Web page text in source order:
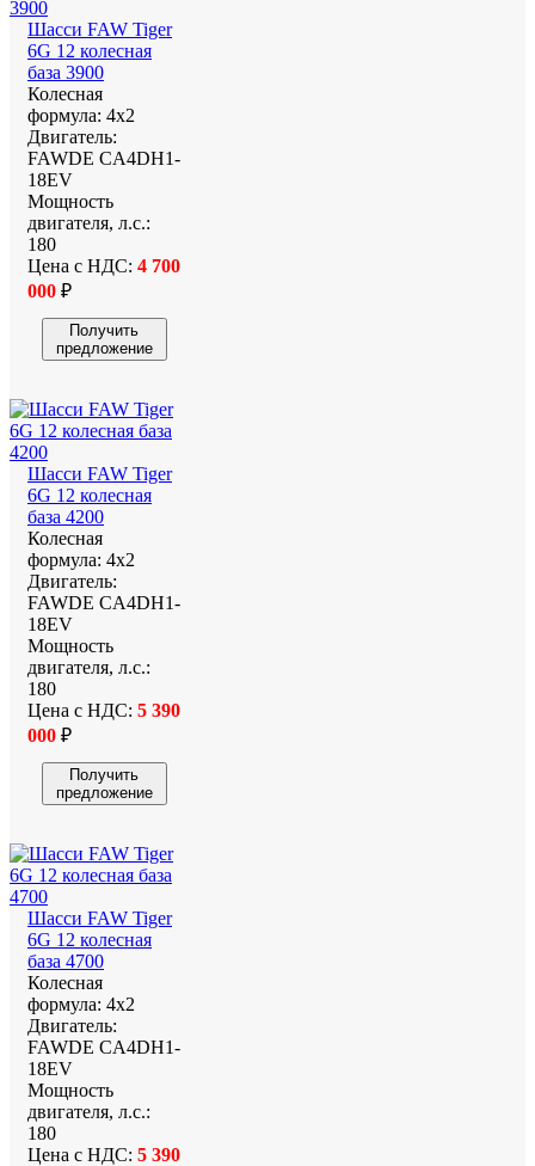
Шасси FAW Tiger
6G 12 колесная
база 3900
Колесная
формула: 4х2
Двигатель:
FAWDE CA4DH1-
18EV
Мощность
двигателя, л.с.:
180
Цена с НДС: 4 700
000 ₽
Получить
предложение
Шасси FAW Tiger
6G 12 колесная
база 4200
Колесная
формула: 4х2
Двигатель:
FAWDE CA4DH1-
18EV
Мощность
двигателя, л.с.:
180
Цена с НДС: 5 390
000 ₽
Получить
предложение
Шасси FAW Tiger
6G 12 колесная
база 4700
Колесная
формула: 4х2
Двигатель:
FAWDE CA4DH1-
18EV
Мощность
двигателя, л.с.:
180
Цена с НДС: 5 390